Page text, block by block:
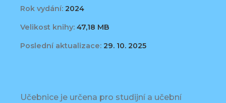
Rok vydání: 2024
Velikost knihy: 47,18 MB
Poslední aktualizace: 29. 10. 2025
Učebnice je určena pro studijní a učební